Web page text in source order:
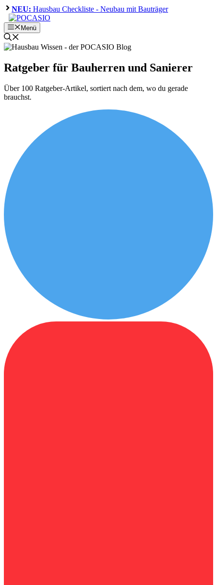
Zum
Inhalt
springen
NEU: Hausbau Checkliste - Neubau mit Bauträger
Menü
Ratgeber für Bauherren und Sanierer
Über 100 Ratgeber-Artikel, sortiert nach dem, wo du gerade
brauchst.